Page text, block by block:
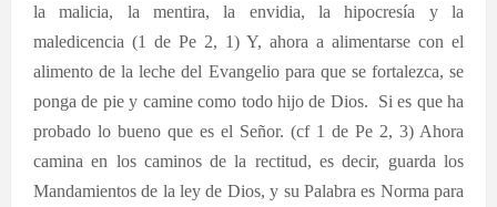
la malicia, la mentira, la envidia, la hipocresía y la
maledicencia (1 de Pe 2, 1) Y, ahora a alimentarse con el
alimento de la leche del Evangelio para que se fortalezca, se
ponga de pie y camine como todo hijo de Dios.
Si es que ha
probado lo bueno que es el Señor. (cf 1 de Pe 2, 3) Ahora
camina en los caminos de la rectitud, es decir, guarda los
Mandamientos de la ley de Dios, y su Palabra es Norma para